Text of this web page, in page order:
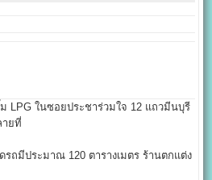
LPG ในซอยประชาร่วมใจ 12 แถวมีนบุรี
ายที่
ถมีประมาณ 120 ตารางเมตร ร้านตกแต่ง